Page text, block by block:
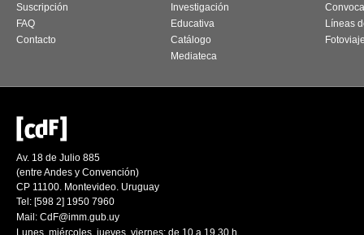
Suscripción
FAQ
Contacto
Investigación
Educativa
Catálogo
Mediateca
Líneas
Av. 18 de Julio 885
(entre Andes y Convención)
CP 11100. Montevideo. Uruguay
Tel: [598 2] 1950 7960
Mail: CdF@imm.gub.uy
Lunes, miércoles, jueves, viernes: de 10 a 19.30 h.